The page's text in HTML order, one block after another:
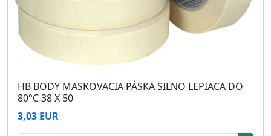
HB BODY MASKOVACIA PÁSKA SILNO LEPIACA DO
80°C 38 X 50
3,03 EUR